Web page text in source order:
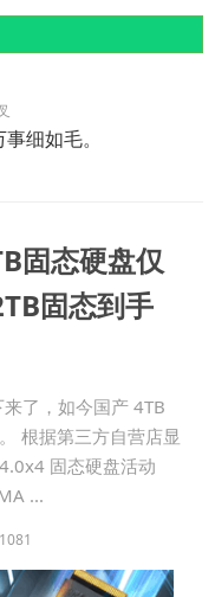
细如毛。
固态硬盘仅
固态到手
了，如今国产 4TB
根据第三方自营店显
固态硬盘活动
...
1081